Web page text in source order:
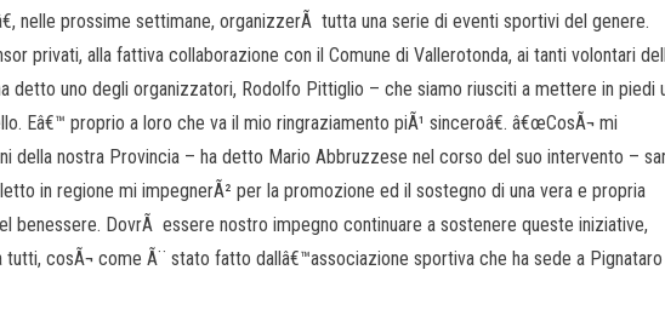
nelle prossime settimane, organizzerÃ tutta una serie di eventi sportivi del genere.
privati, alla fattiva collaborazione con il Comune di Vallerotonda, ai tanti volontari
detto uno degli organizzatori, Rodolfo Pittiglio – che siamo riusciti a mettere in piedi
Eâ€™ proprio a loro che va il mio ringraziamento piÃ¹ sinceroâ€. â€œCosÃ¬ mi
della nostra Provincia – ha detto Mario Abbruzzese nel corso del suo intervento –
in regione mi impegnerÃ² per la promozione ed il sostegno di una vera e propria
benessere. DovrÃ essere nostro impegno continuare a sostenere queste iniziative,
cosÃ¬ come Ã¨ stato fatto dallâ€™associazione sportiva che ha sede a Pignataro